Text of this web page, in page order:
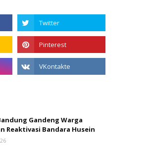
Gandeng Warga
Reaktivasi Bandara Husein